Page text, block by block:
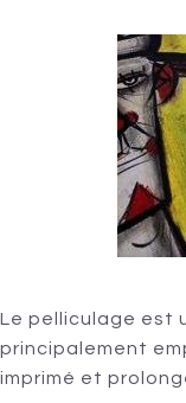
Le pelliculage est
principalement
imprimé et